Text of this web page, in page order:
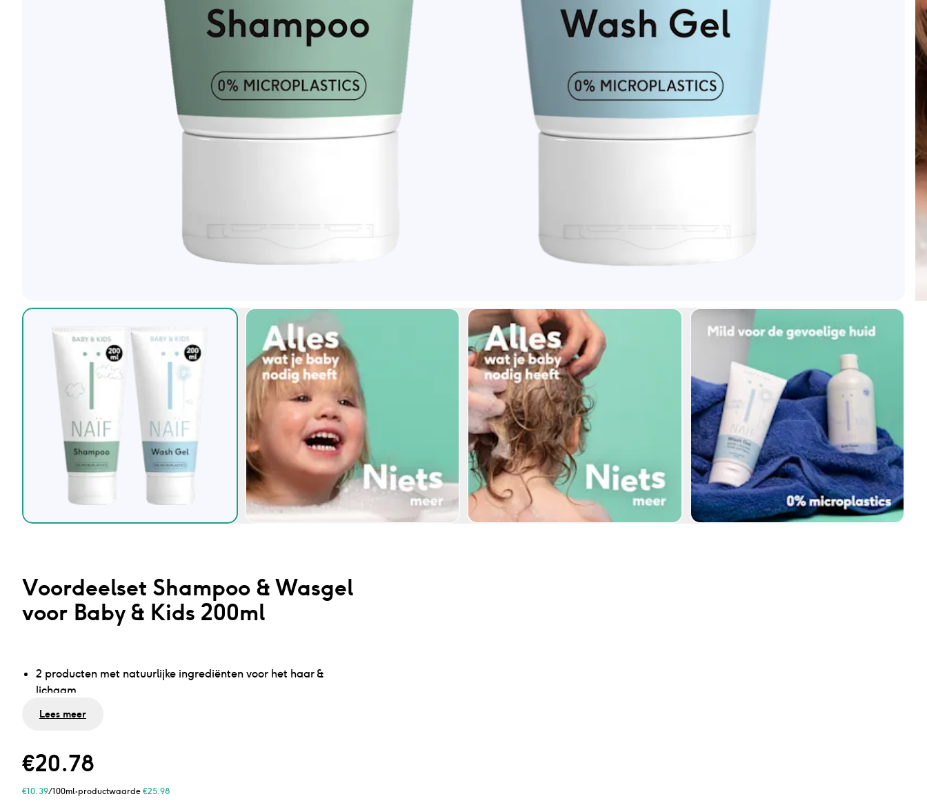
Voordeelset Shampoo & Wasgel
voor Baby & Kids 200ml
2 producten met natuurlijke ingrediënten voor het haar &
lichaam
Reinigt haar en huid op milde wijze met natuurlijke oliën
Geen microplastics en minerale oliën
Lees meer
€20.78
€10.39/100ml·productwaarde €25.98